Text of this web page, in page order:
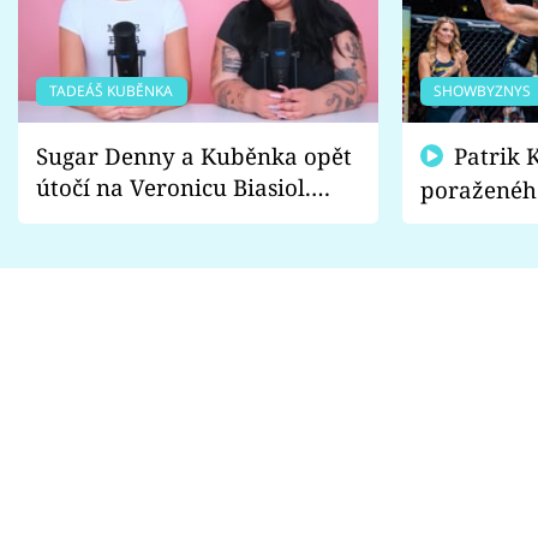
TADEÁŠ KUBĚNKA
Sugar Denny a Kuběnka opět
útočí na Veronicu Biasiol.
Proč je podle nich falešná a
SHOWBYZNYS
fanoušci